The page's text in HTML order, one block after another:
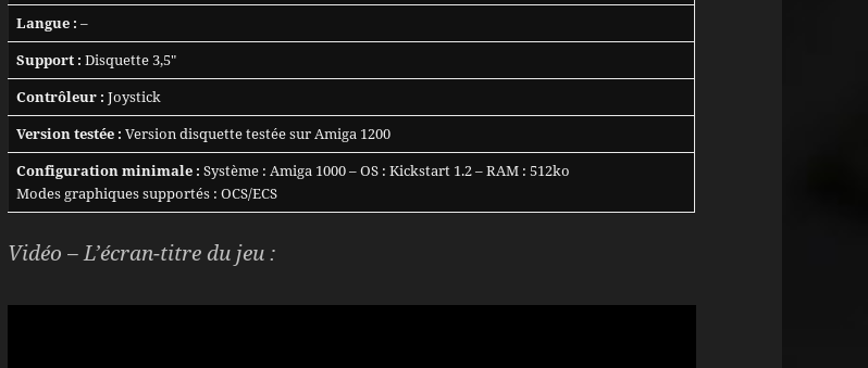
Langue : –
Support : Disquette 3,5″
Contrôleur : Joystick
Version testée : Version disquette testée sur Amiga 1200
Configuration minimale : Système : Amiga 1000 – OS : Kickstart 1.2 – RAM : 512ko
Modes graphiques supportés : OCS/ECS
Vidéo – L’écran-titre du jeu :